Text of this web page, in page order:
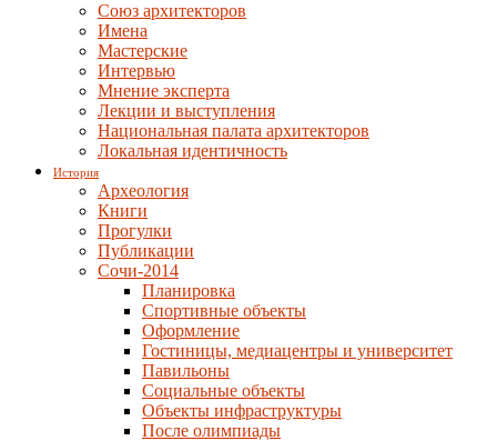
Союз архитекторов
Имена
Мастерские
Интервью
Мнение эксперта
Лекции и выступления
Национальная палата архитекторов
Локальная идентичность
История
Археология
Книги
Прогулки
Публикации
Сочи-2014
Планировка
Спортивные объекты
Оформление
Гостиницы, медиацентры и университет
Павильоны
Социальные объекты
Объекты инфраструктуры
После олимпиады